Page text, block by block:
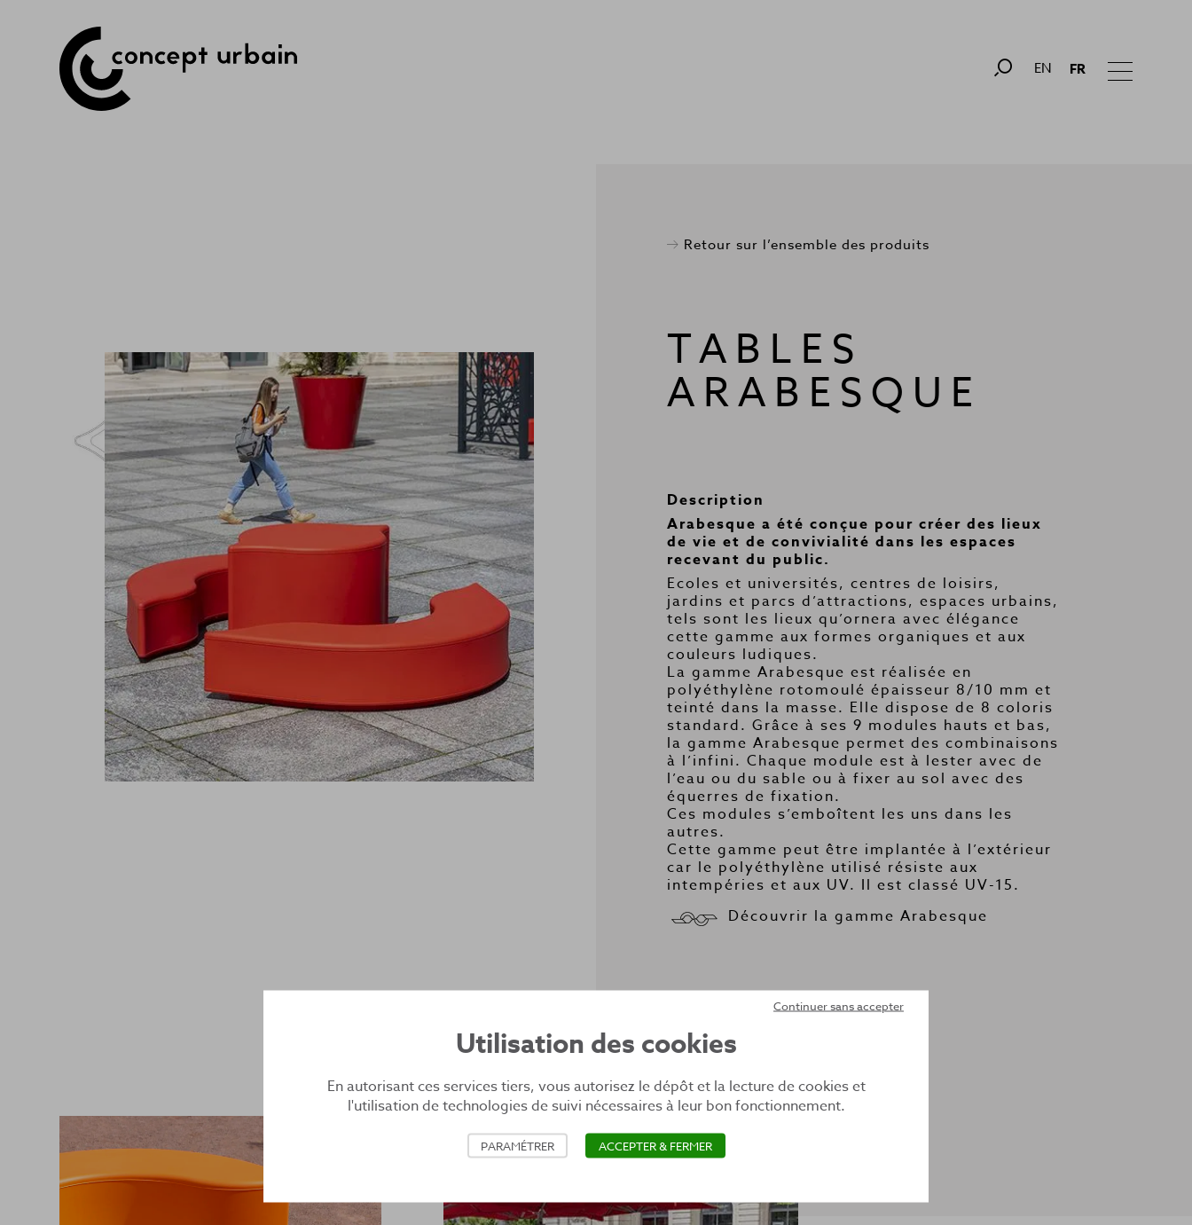
EN FR
Retour sur l’ensemble des produits
Télécharger la fiche technique
TABLES
ARABESQUE
Description
Arabesque a été conçue pour créer des lieux
de vie et de convivialité dans les espaces
recevant du public.
Ecoles et universités, centres de loisirs,
jardins et parcs d’attractions, espaces urbains,
tels sont les lieux qu’ornera avec élégance
cette gamme aux formes organiques et aux
couleurs ludiques.
La gamme Arabesque est réalisée en
polyéthylène rotomoulé épaisseur 8/10 mm et
teinté dans la masse. Elle dispose de 8 coloris
standard. Grâce à ses 9 modules hauts et bas,
la gamme Arabesque permet des combinaisons
à l’infini. Chaque module est à lester avec de
l’eau ou du sable ou à fixer au sol avec des
équerres de fixation.
Ces modules s’emboîtent les uns dans les
autres.
Cette gamme peut être implantée à l’extérieur
car le polyéthylène utilisé résiste aux
intempéries et aux UV. Il est classé UV-15.
Découvrir la gamme Arabesque
Utilisation des cookies
En autorisant ces services tiers, vous autorisez le dépôt et la lecture de cookies et
l'utilisation de technologies de suivi nécessaires à leur bon fonctionnement.
Continuer sans accepter
PARAMÉTRER ACCEPTER & FERMER